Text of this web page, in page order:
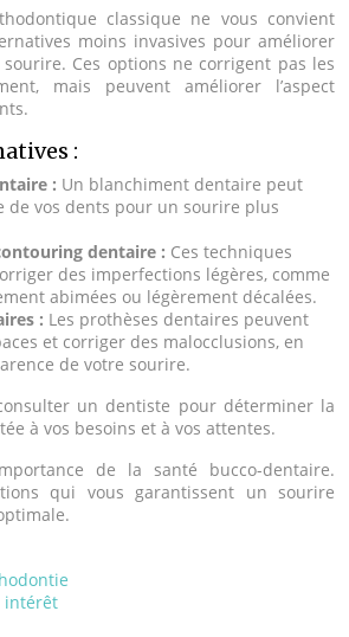
classique ne vous convient
moins invasives pour améliorer
sourire. Ces options ne corrigent pas les
mais peuvent améliorer l’aspect
:
: Un blanchiment dentaire peut
de vos dents pour un sourire plus
dentaire : Ces techniques
des imperfections légères, comme
abimées ou légèrement décalées.
: Les prothèses dentaires peuvent
et corriger des malocclusions, en
de votre sourire.
un dentiste pour déterminer la
à vos besoins et à vos attentes.
de la santé bucco-dentaire.
qui vous garantissent un sourire
intérêt